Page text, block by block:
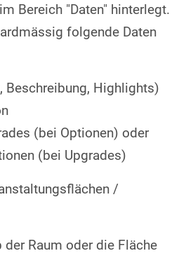
Bereich "Daten" hinterlegt.
folgende Daten
Beschreibung, Highlights)
(bei Optionen) oder
(bei Upgrades)
/
der Raum oder die Fläche